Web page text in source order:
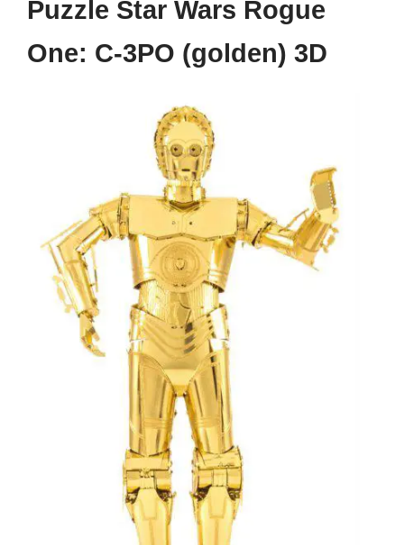
Puzzle Star Wars Rogue
One: C-3PO (golden) 3D